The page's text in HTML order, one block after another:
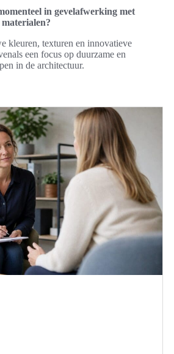
in gevelafwerking met
kleuren, texturen en innovatieve
een focus op duurzame en
in de architectuur.